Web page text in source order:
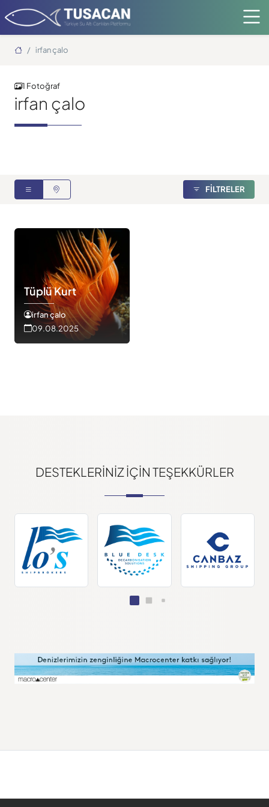
Ana Sayfa
irfan çalo
1 Fotoğraf
irfan çalo
FİLTRELER
Tüplü Kurt
irfan çalo
09.08.2025
DESTEKLERINIZ IÇIN TEŞEKKÜRLER